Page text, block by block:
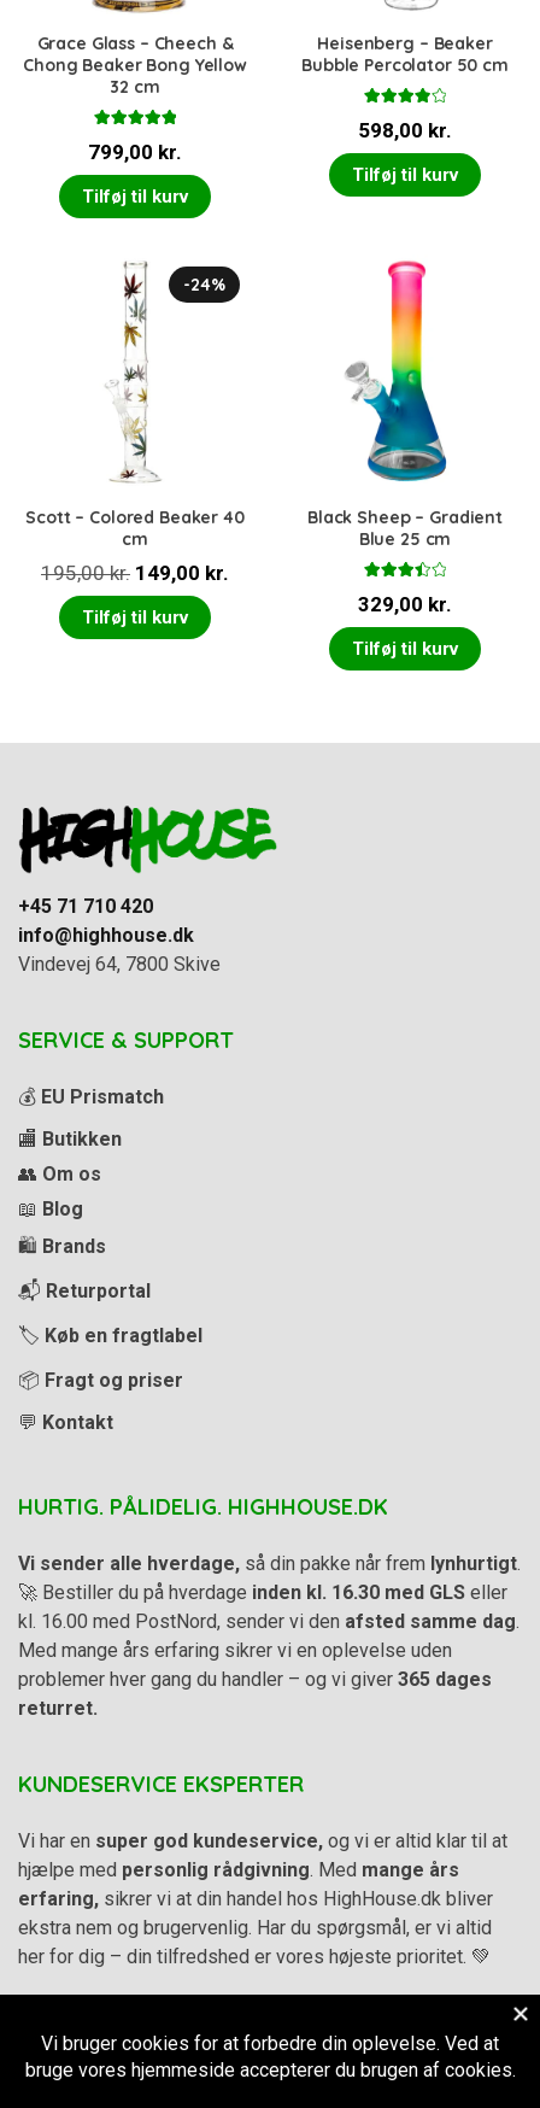
Grace Glass – Cheech &
Chong Beaker Bong Yellow
32 cm
5.00ud af 5
799,00 kr.
Tilføj til kurv
Heisenberg – Beaker
Bubble Percolator 50 cm
4.00ud
af 5
598,00 kr.
Tilføj til kurv
-24%
Scott – Colored Beaker 40
cm
195,00kr. Den
oprindelige
pris
149,00 kr.
Tilføj til kurv
Black Sheep – Gradient
Blue 25 cm
t3.50
ud af 5
329,00 kr.
Tilføj til kurv
+45 71 710 420
info@highhouse.dk
Vindevej 64, 7800 Skive
SERVICE & SUPPORT
💰 EU Prismatch
🏬 Butikken
👥 Om os
📖 Blog
🛍️ Brands
📬 Returportal
🏷️ Køb en fragtlabel
📦 Fragt og priser
💬 Kontakt
HURTIG. PÅLIDELIG. HIGHHOUSE.DK
Vi sender alle hverdage, så din pakke når frem lynhurtigt.
🚀 Bestiller du på hverdage inden kl. 16.30 med GLS eller
kl. 16.00 med PostNord, sender vi den afsted samme dag.
Med mange års erfaring sikrer vi en oplevelse uden
problemer hver gang du handler – og vi giver 365 dages
returret.
KUNDESERVICE EKSPERTER
Vi har en super god kundeservice, og vi er altid klar til at
hjælpe med personlig rådgivning. Med mange års
erfaring, sikrer vi at din handel hos HighHouse.dk bliver
ekstra nem og brugervenlig. Har du spørgsmål, er vi altid
her for dig – din tilfredshed er vores højeste prioritet. 💚